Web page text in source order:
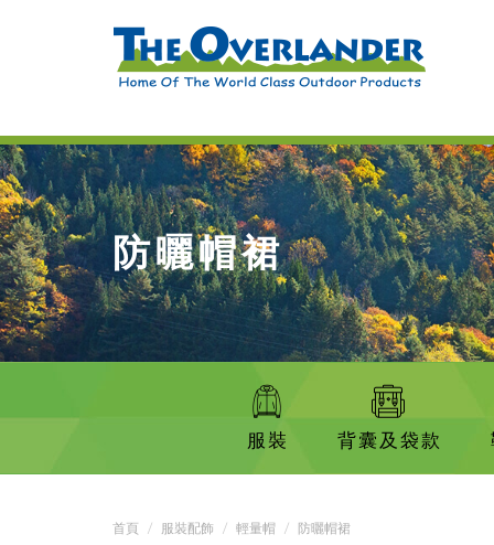
防曬帽裙
服裝 背囊及袋款
首頁 服裝配飾 輕量帽 防曬帽裙